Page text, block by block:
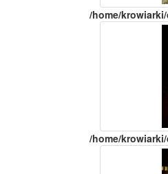
/home/
/home/